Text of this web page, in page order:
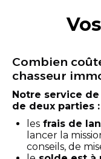
Combien
chasseur
Notre service
de deux parties :
les frais de
lancer la
conseils, de